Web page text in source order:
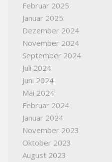
Februar 2025
Januar 2025
Dezember 2024
November 2024
September 2024
Juli 2024
Juni 2024
Mai 2024
Februar 2024
Januar 2024
November 2023
Oktober 2023
August 2023